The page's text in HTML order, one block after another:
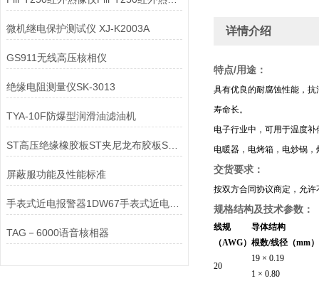
微机继电保护测试仪 XJ-K2003A
GS911无线高压核相仪
绝缘电阻测量仪SK-3013
TYA-10F防爆型润滑油滤油机
ST高压绝缘橡胶板ST夹尼龙布胶板ST耐酸碱胶板
屏蔽服功能及性能标准
手表式近电报警器1DW67手表式近电报警器1XF8M
TAG－6000语音核相器
详情介绍
特点/用途：
具有优良的耐腐蚀性能，
寿命长。
电子行业中，可用于温度
电暖器，电烤箱，电炒锅
交货要求：
按双方合同协议商定，允
规格结构及技术参数：
线规
（AWG）
导体结构
根数/线径（mm）
20
19 × 0.19
1 × 0.80